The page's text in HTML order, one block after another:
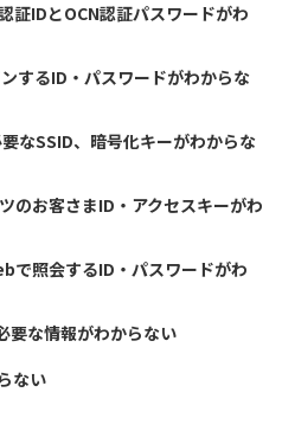
証IDとOCN認証パスワードがわ
するID・パスワードがわからな
なSSID、暗号化キーがわからな
のお客さまID・アクセスキーがわ
で照会するID・パスワードがわ
要な情報がわからない
ない